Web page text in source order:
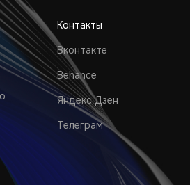
Контакты
Вконтакте
Behance
Яндекс Дзен
Телеграм